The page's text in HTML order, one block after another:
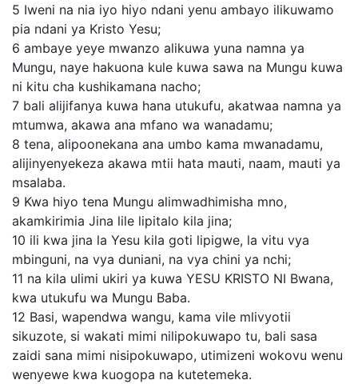
5 Iweni na nia iyo hiyo ndani yenu ambayo ilikuwamo
pia ndani ya Kristo Yesu;
6 ambaye yeye mwanzo alikuwa yuna namna ya
Mungu, naye hakuona kule kuwa sawa na Mungu kuwa
ni kitu cha kushikamana nacho;
7 bali alijifanya kuwa hana utukufu, akatwaa namna ya
mtumwa, akawa ana mfano wa wanadamu;
8 tena, alipoonekana ana umbo kama mwanadamu,
alijinyenyekeza akawa mtii hata mauti, naam, mauti ya
msalaba.
9 Kwa hiyo tena Mungu alimwadhimisha mno,
akamkirimia Jina lile lipitalo kila jina;
10 ili kwa jina la Yesu kila goti lipigwe, la vitu vya
mbinguni, na vya duniani, na vya chini ya nchi;
11 na kila ulimi ukiri ya kuwa YESU KRISTO NI Bwana,
kwa utukufu wa Mungu Baba.
12 Basi, wapendwa wangu, kama vile mlivyotii
sikuzote, si wakati mimi nilipokuwapo tu, bali sasa
zaidi sana mimi nisipokuwapo, utimizeni wokovu wenu
wenyewe kwa kuogopa na kutetemeka.